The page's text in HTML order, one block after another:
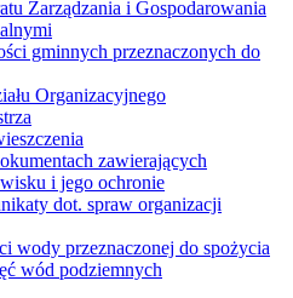
Zarządzania i Gospodarowania
gminnych przeznaczonych do
Organizacyjnego
zawierających
i jego ochronie
dot. spraw organizacji
wody przeznaczonej do spożycia
wód podziemnych